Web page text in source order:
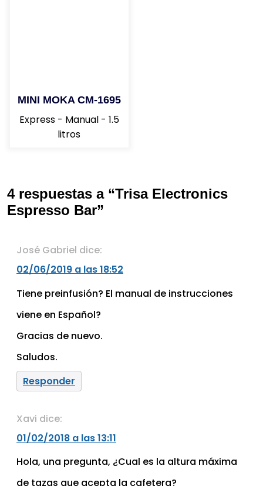
MINI MOKA CM-1695
Express - Manual - 1.5
litros
4 respuestas a “Trisa Electronics
Espresso Bar”
José Gabriel dice:
02/06/2019 a las 18:52
Tiene preinfusión? El manual de instrucciones
viene en Español?
Gracias de nuevo.
Saludos.
Responder
Xavi dice:
01/02/2018 a las 13:11
Hola, una pregunta, ¿Cual es la altura máxima
de tazas que acepta la cafetera?